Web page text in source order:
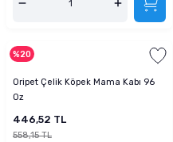
%20
Oripet Çelik Köpek Mama Kabı 96
Oz
446,52 TL
558,15 TL